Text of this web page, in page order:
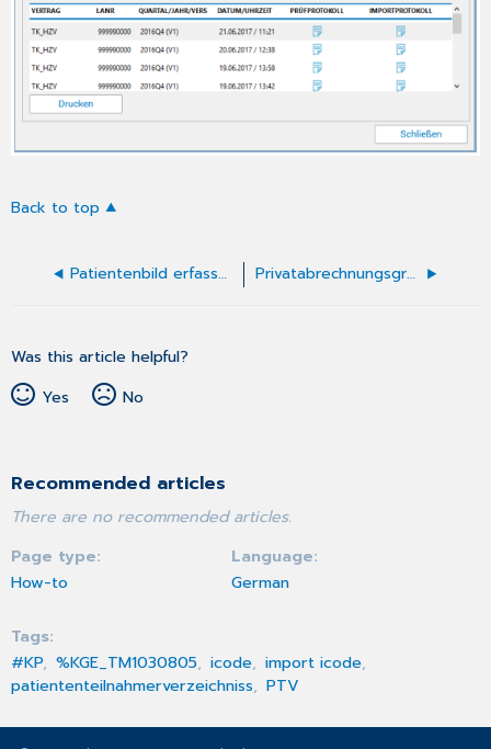
Back to top
Patientenbild erfassen Privatabrechnungsgruppe erstellen
Was this article helpful?
Yes
No
Recommended articles
There are no recommended articles.
Page type
How-to
Language
German
Tags
#KP %KGE_TM1030805 icode import icode
patiententeilnahmerverzeichniss
PTV